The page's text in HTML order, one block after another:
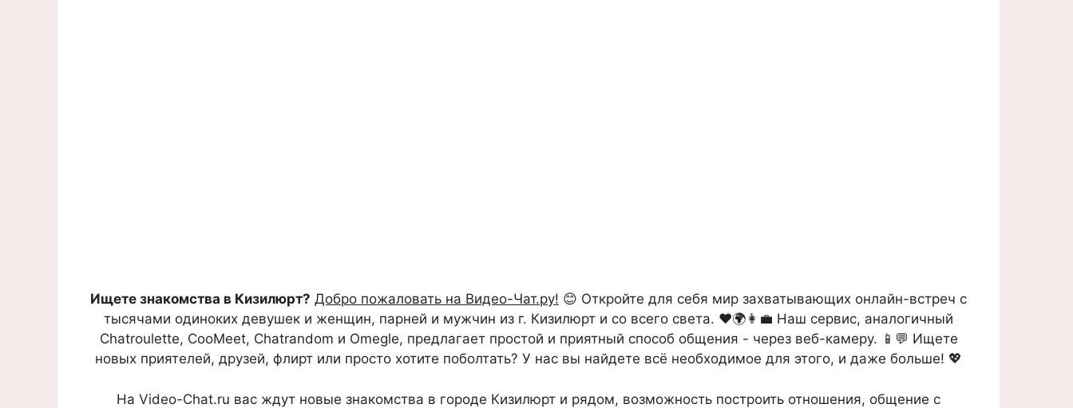
Ищете знакомства в Кизилюрт? Добро пожаловать на Видео-Чат.ру! 😊 Откройте для себя мир захватывающих онлайн-встреч с
тысячами одиноких девушек и женщин, парней и мужчин из г. Кизилюрт и со всего света. ❤️🌍👩‍💼 Наш сервис, аналогичный
Chatroulette, CooMeet, Chatrandom и Omegle, предлагает простой и приятный способ общения - через веб-камеру. 📱💬 Ищете
новых приятелей, друзей, флирт или просто хотите поболтать? У нас вы найдете всё необходимое для этого, и даже больше! 💖
На Video-Chat.ru вас ждут новые знакомства в городе Кизилюрт и рядом, возможность построить отношения, общение с